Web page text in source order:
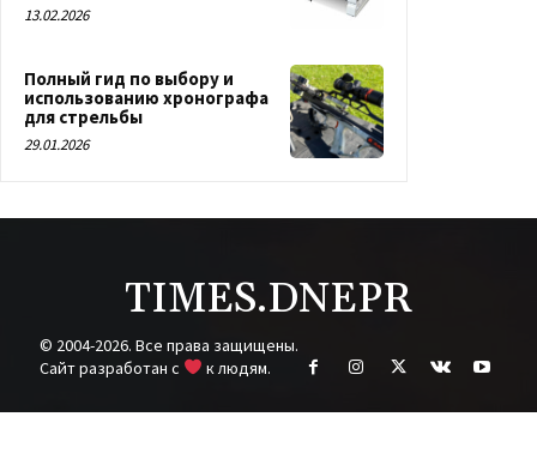
13.02.2026
Полный гид по выбору и
использованию хронографа
для стрельбы
29.01.2026
TIMES.DNEPR
© 2004-2026. Все права защищены.
Cайт разработан с
к людям.